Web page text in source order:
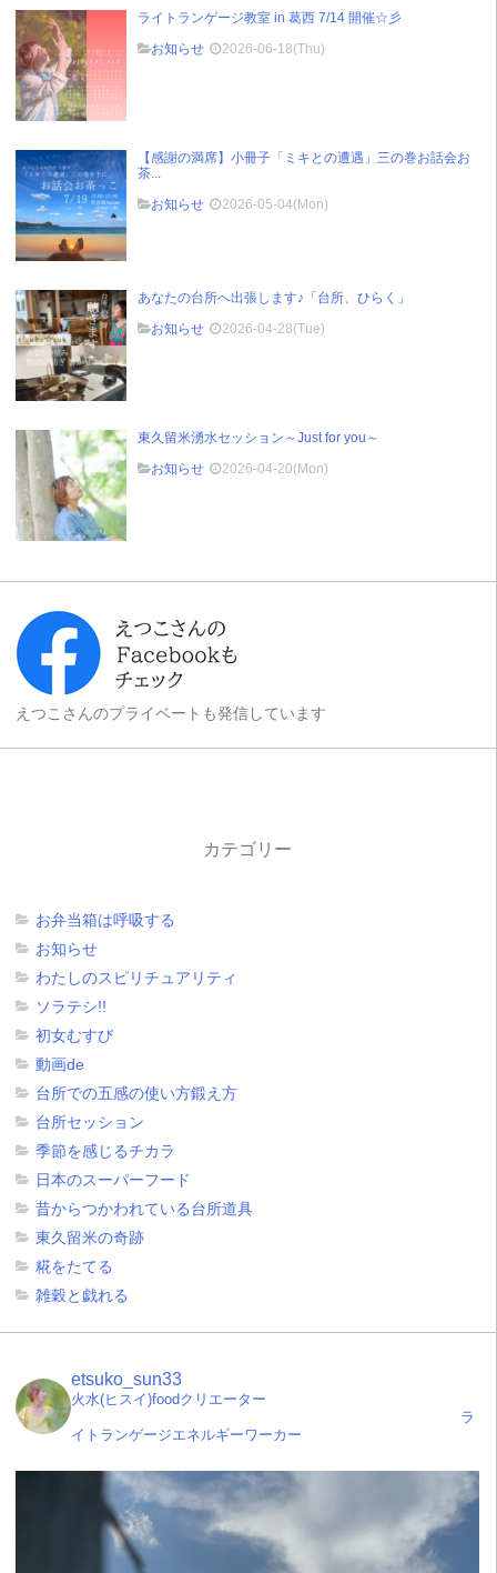
ライトランゲージ教室 in 葛西 7/14 開催☆彡
お知らせ
2026-06-18(Thu)
【感謝の満席】小冊子「ミキとの遭遇」三の巻お話会お
茶...
お知らせ
2026-05-04(Mon)
あなたの台所へ出張します♪「台所、ひらく」
お知らせ
2026-04-28(Tue)
東久留米湧水セッション～Just for you～
お知らせ
2026-04-20(Mon)
えつこさんのプライベートも発信しています
カテゴリー
お弁当箱は呼吸する
お知らせ
わたしのスピリチュアリティ
ソラテシ!!
初女むすび
動画de
台所での五感の使い方鍛え方
台所セッション
季節を感じるチカラ
日本のスーパーフード
昔からつかわれている台所道具
東久留米の奇跡
糀をたてる
雑穀と戯れる
etsuko_sun33
火水(ヒスイ)foodクリエーター
ラ
イトランゲージエネルギーワーカー